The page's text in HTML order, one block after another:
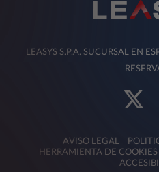
LEASYS S.P.A. SUCURSAL EN
AVISO LEGAL
HERRAMIENTA DE COOKIES